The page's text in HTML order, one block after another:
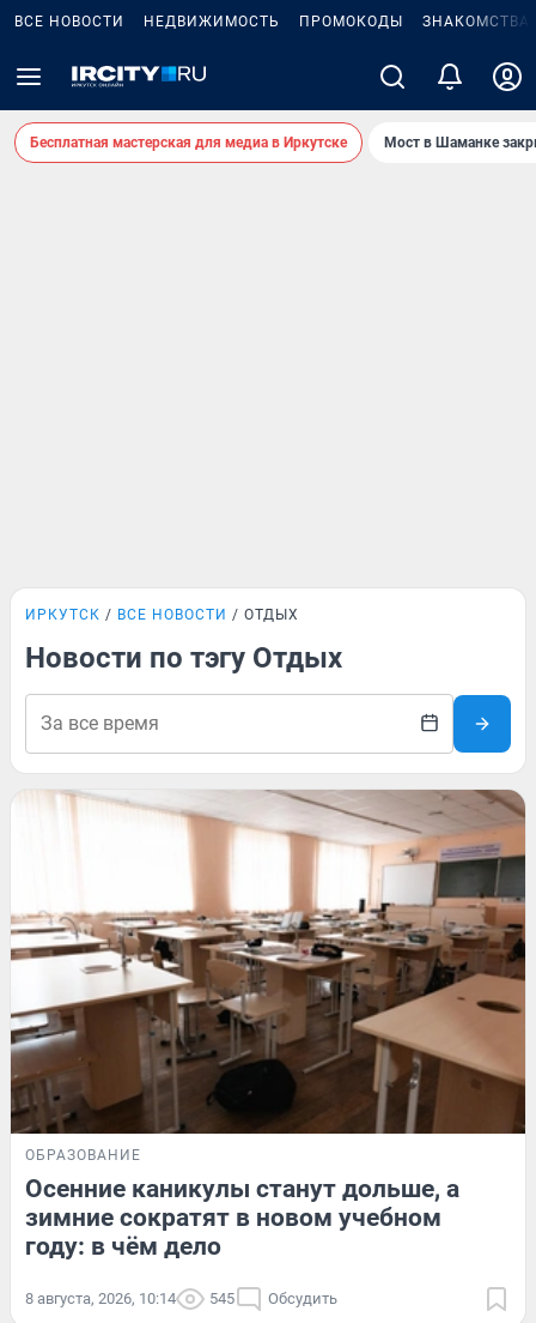
ВСЕ НОВОСТИ НЕДВИЖИМОСТЬ ПРОМОКОДЫ ЗНАКОМСТВА
Бесплатная мастерская для медиа в Иркутске Мост в Шаманке
ИРКУТСК ВСЕ НОВОСТИ ОТДЫХ
Новости по тэгу Отдых
ОБРАЗОВАНИЕ
Осенние каникулы станут дольше, а
зимние сократят в новом учебном
году: в чём дело
8 августа, 2026, 10:14 545 Обсудить